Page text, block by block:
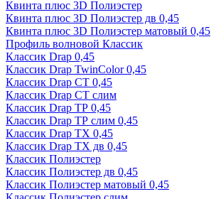
Квинта плюс 3D Полиэстер
Квинта плюс 3D Полиэстер дв 0,45
Квинта плюс 3D Полиэстер матовый 0,45
Профиль волновой Классик
Классик Drap 0,45
Классик Drap TwinColor 0,45
Классик Drap СТ 0,45
Классик Drap СТ слим
Классик Drap ТР 0,45
Классик Drap ТР слим 0,45
Классик Drap ТХ 0,45
Классик Drap ТХ дв 0,45
Классик Полиэстер
Классик Полиэстер дв 0,45
Классик Полиэстер матовый 0,45